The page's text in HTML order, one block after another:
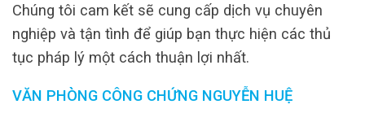
Chúng tôi cam kết sẽ cung cấp dịch vụ chuyên
nghiệp và tận tình để giúp bạn thực hiện các thủ
tục pháp lý một cách thuận lợi nhất.
VĂN PHÒNG CÔNG CHỨNG NGUYỄN HUỆ